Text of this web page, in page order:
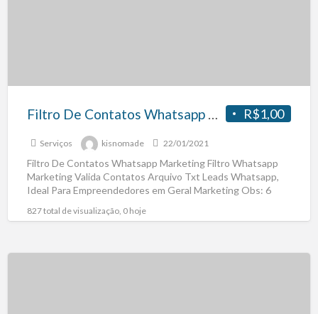
R$1,00
Filtro De Contatos Whatsapp Marketing
Serviços kisnomade 22/01/2021
Filtro De Contatos Whatsapp Marketing Filtro Whatsapp
Marketing Valida Contatos Arquivo Txt Leads Whatsapp,
Ideal Para Empreendedores em Geral Marketing Obs: 6
827 total de visualização, 0 hoje